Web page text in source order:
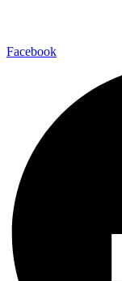
Facebook